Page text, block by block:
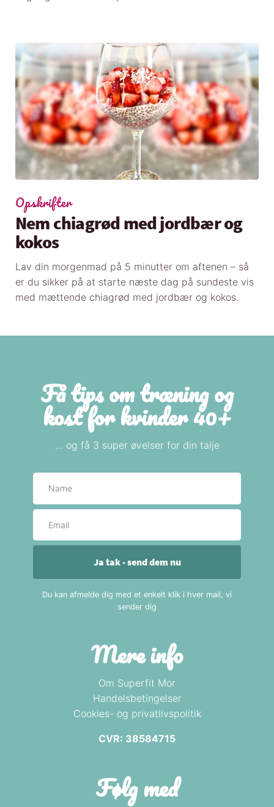
Opskrifter
Nem chiagrød med jordbær og
kokos
Lav din morgenmad på 5 minutter om aftenen – så
er du sikker på at starte næste dag på sundeste vis
med mættende chiagrød med jordbær og kokos.
Mere info
Om Superfit Mor
Handelsbetingelser
Cookies- og privatlivspolitik
CVR: 38584715
Få tips om træning og
kost for kvinder 40+
… og få 3 super øvelser for din talje
Ja tak - send dem nu
Du kan afmelde dig med et enkelt klik i hver mail, vi
sender dig
Følg med